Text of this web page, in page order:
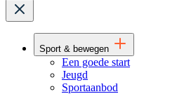
Sport & bewegen
Een goede start
Jeugd
Sportaanbod